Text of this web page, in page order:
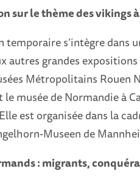
sur le thème des vikings
temporaire s’intègre dans
autres grandes
Métropolitains Rouen
musée de Normandie à
est organisée dans la
Museen de
: migrants,